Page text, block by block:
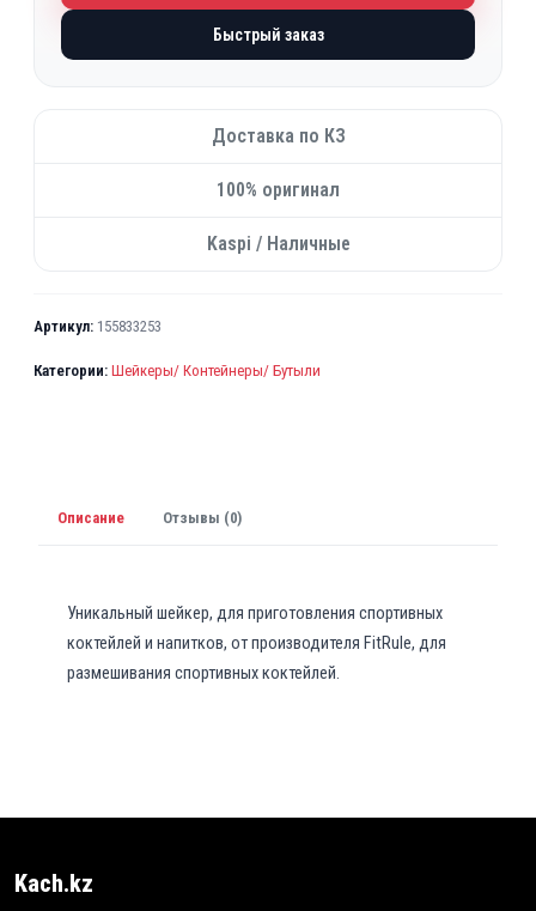
Быстрый заказ
Доставка по КЗ
100% оригинал
Kaspi / Наличные
Артикул: 155833253
Категории: Шейкеры/ Контейнеры/ Бутыли
Описание Отзывы (0)
Уникальный шейкер, для приготовления спортивных
коктейлей и напитков, от производителя FitRule, для
размешивания спортивных коктейлей.
Kach.kz